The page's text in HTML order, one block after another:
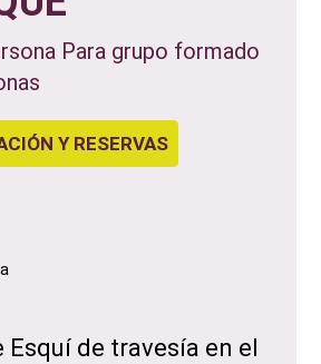
Para grupo formado
Y RESERVAS
Esquí de travesía en el